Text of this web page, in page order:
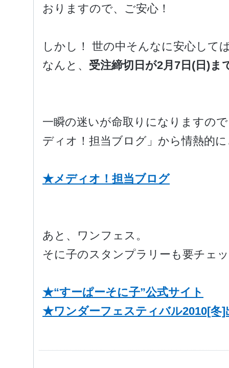
おりますので、ご安心！
しかし！ 世の中そんなに安心して
なんと、 受注締切日が2月7日(日)ま
一瞬の迷いが命取りになりますの
ディオ！担当ブログ」から情熱的
★メディオ！担当ブログ
あと、ワンフェス。
そに子のスタンプラリーも要チェ
★“すーぱーそに子”公式サイト
★ワンダーフェスティバル2010[冬]